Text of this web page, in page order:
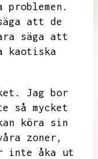
att de
säga att
kaotiska
Jag bor
så mycket
köra sin
zoner,
inte åka ut